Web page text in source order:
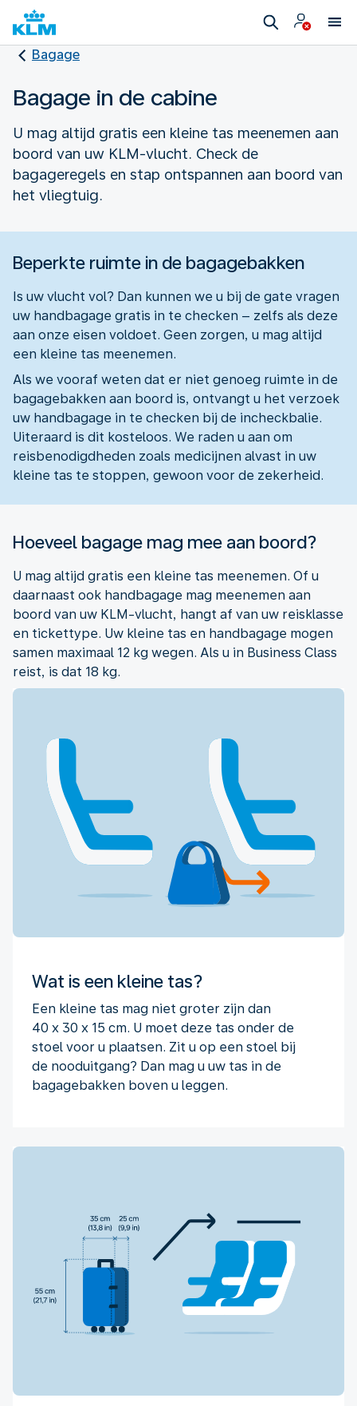
Bagage
Bagage in de cabine
U mag altijd gratis een kleine tas meenemen aan
boord van uw KLM-vlucht. Check de
bagageregels en stap ontspannen aan boord van
het vliegtuig.
Beperkte ruimte in de bagagebakken
Is uw vlucht vol? Dan kunnen we u bij de gate vragen
uw handbagage gratis in te checken – zelfs als deze
aan onze eisen voldoet. Geen zorgen, u mag altijd
een kleine tas meenemen.
Als we vooraf weten dat er niet genoeg ruimte in de
bagagebakken aan boord is, ontvangt u het verzoek
uw handbagage in te checken bij de incheckbalie.
Uiteraard is dit kosteloos. We raden u aan om
reisbenodigdheden zoals medicijnen alvast in uw
kleine tas te stoppen, gewoon voor de zekerheid.
Hoeveel bagage mag mee aan boord?
U mag altijd gratis een kleine tas meenemen. Of u
daarnaast ook handbagage mag meenemen aan
boord van uw KLM-vlucht, hangt af van uw reisklasse
en tickettype. Uw kleine tas en handbagage mogen
samen maximaal 12 kg wegen. Als u in Business Class
reist, is dat 18 kg.
Wat is een kleine tas?
Een kleine tas mag niet groter zijn dan
40 x 30 x 15 cm. U moet deze tas onder de
stoel voor u plaatsen. Zit u op een stoel bij
de nooduitgang? Dan mag u uw tas in de
bagagebakken boven u leggen.